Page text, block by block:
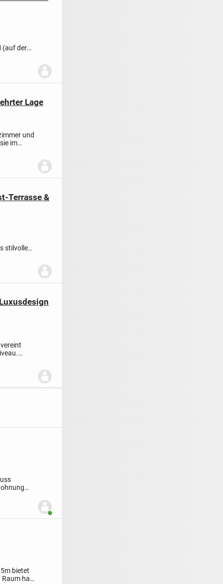
(auf der
Lage
und
im
Terrasse &
stilvolle
Benutzer ist online
bietet
Raum hat